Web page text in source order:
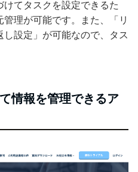
けてタスクを設定できるた
理が可能です。また、「リ
設定」が可能なので、タス
情報を管理できるア